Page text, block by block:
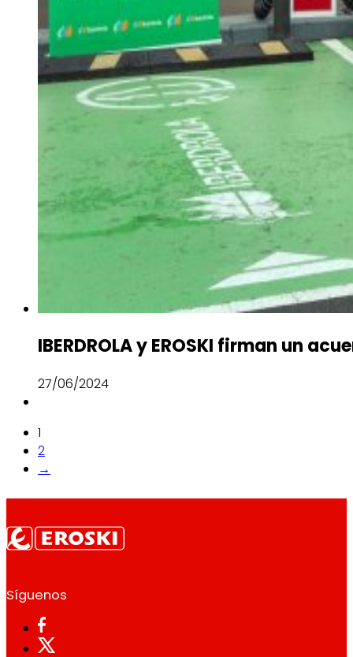
IBERDROLA y EROSKI firman un
27/06/2024
1
2
→
Síguenos